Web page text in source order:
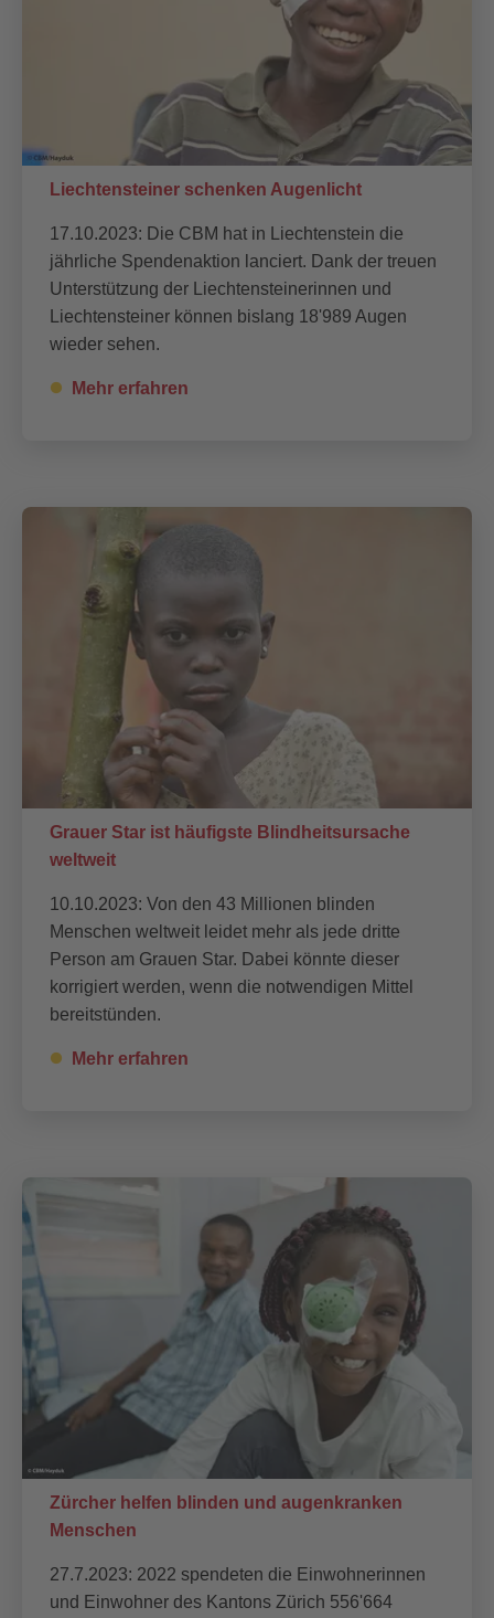
Liechtensteiner schenken Augenlicht
17.10.2023: Die CBM hat in Liechtenstein die
jährliche Spendenaktion lanciert. Dank der treuen
Unterstützung der Liechtensteinerinnen und
Liechtensteiner können bislang 18'989 Augen
wieder sehen.
Mehr erfahren
Grauer Star ist häufigste Blindheitsursache
weltweit
10.10.2023: Von den 43 Millionen blinden
Menschen weltweit leidet mehr als jede dritte
Person am Grauen Star. Dabei könnte dieser
korrigiert werden, wenn die notwendigen Mittel
bereitstünden.
Mehr erfahren
Zürcher helfen blinden und augenkranken
Menschen
27.7.2023: 2022 spendeten die Einwohnerinnen
und Einwohner des Kantons Zürich 556'664